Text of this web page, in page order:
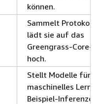
können.
Sammelt Protokolle
lädt sie auf das
Greengrass-Core-
hoch.
Stellt Modelle für
maschinelles
Beispiel-